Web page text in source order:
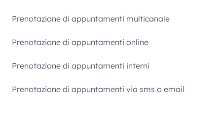
Prenotazione di appuntamenti multicanale
Prenotazione di appuntamenti online
Prenotazione di appuntamenti interni
Prenotazione di appuntamenti via sms o email